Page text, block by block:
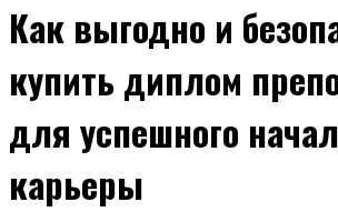
Как выгодно и
купить диплом
для успешного
карьеры